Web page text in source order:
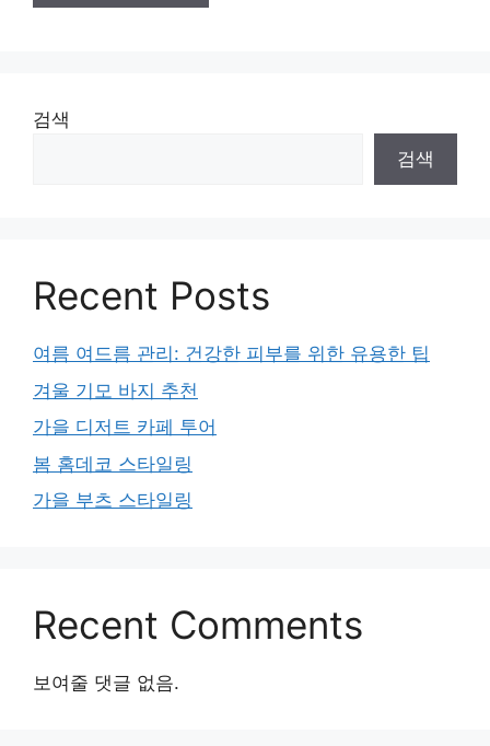
검색
검색
Recent Posts
여름 여드름 관리: 건강한 피부를 위한 유용한 팁
겨울 기모 바지 추천
가을 디저트 카페 투어
봄 홈데코 스타일링
가을 부츠 스타일링
Recent Comments
보여줄 댓글 없음.